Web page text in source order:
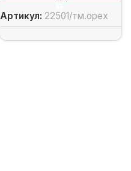
Артикул: 22501/тм.орех